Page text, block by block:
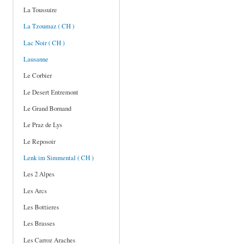
La Toussuire
La Tzoumaz ( CH )
Lac Noir ( CH )
Lausanne
Le Corbier
Le Desert Entremont
Le Grand Bornand
Le Praz de Lys
Le Reposoir
Lenk im Simmental ( CH )
Les 2 Alpes
Les Arcs
Les Bottieres
Les Brasses
Les Carroz Araches